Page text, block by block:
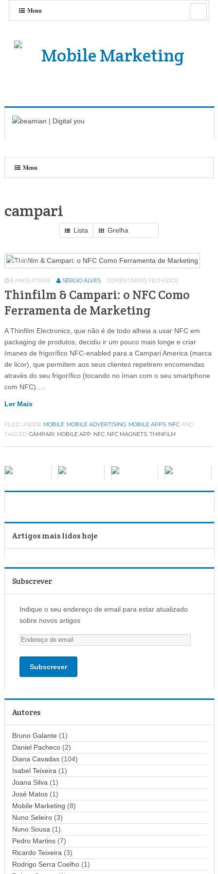
Menu
Menu
campari
Lista Grelha
Mobile75
8 ANOS ATRÁS SÉRGIO ALVES COMENTÁRIOS FECHADOS
Thinfilm & Campari: o NFC Como
Ferramenta de Marketing
A Thinfilm Electronics, que não é de todo alheia a usar NFC em
packaging de produtos, decidiu ir um pouco mais longe e criar
ímanes de frigorífico NFC-enabled para a Campari America (marca
de licor), que permitem aos seus clientes repetirem encomendas
através do seu frigorífico (tocando no íman com o seu smartphone
com NFC).…
Ler Mais
FILED UNDER: MOBILE, MOBILE ADVERTISING, MOBILE APPS, NFC AND
TAGGED: CAMPARI, MOBILE APP, NFC, NFC MAGNETS, THINFILM
Artigos mais lidos hoje
Subscrever
Indique o seu endereço de email para estar atualizado
sobre novos artigos
E
n
d
o
d
e
e
m
a
i
l
Autores
Bruno Galante (1)
Daniel Pacheco(2)
Diana Cavadas(104)
Isabel Teixeira (1)
Joana Silva (1)
José Matos(1)
Mobile Marketing (8)
Nuno Seleiro(3)
Nuno Sousa (1)
Pedro Martins(7)
Ricardo Teixeira (3)
Rodrigo Serra Coelho(1)